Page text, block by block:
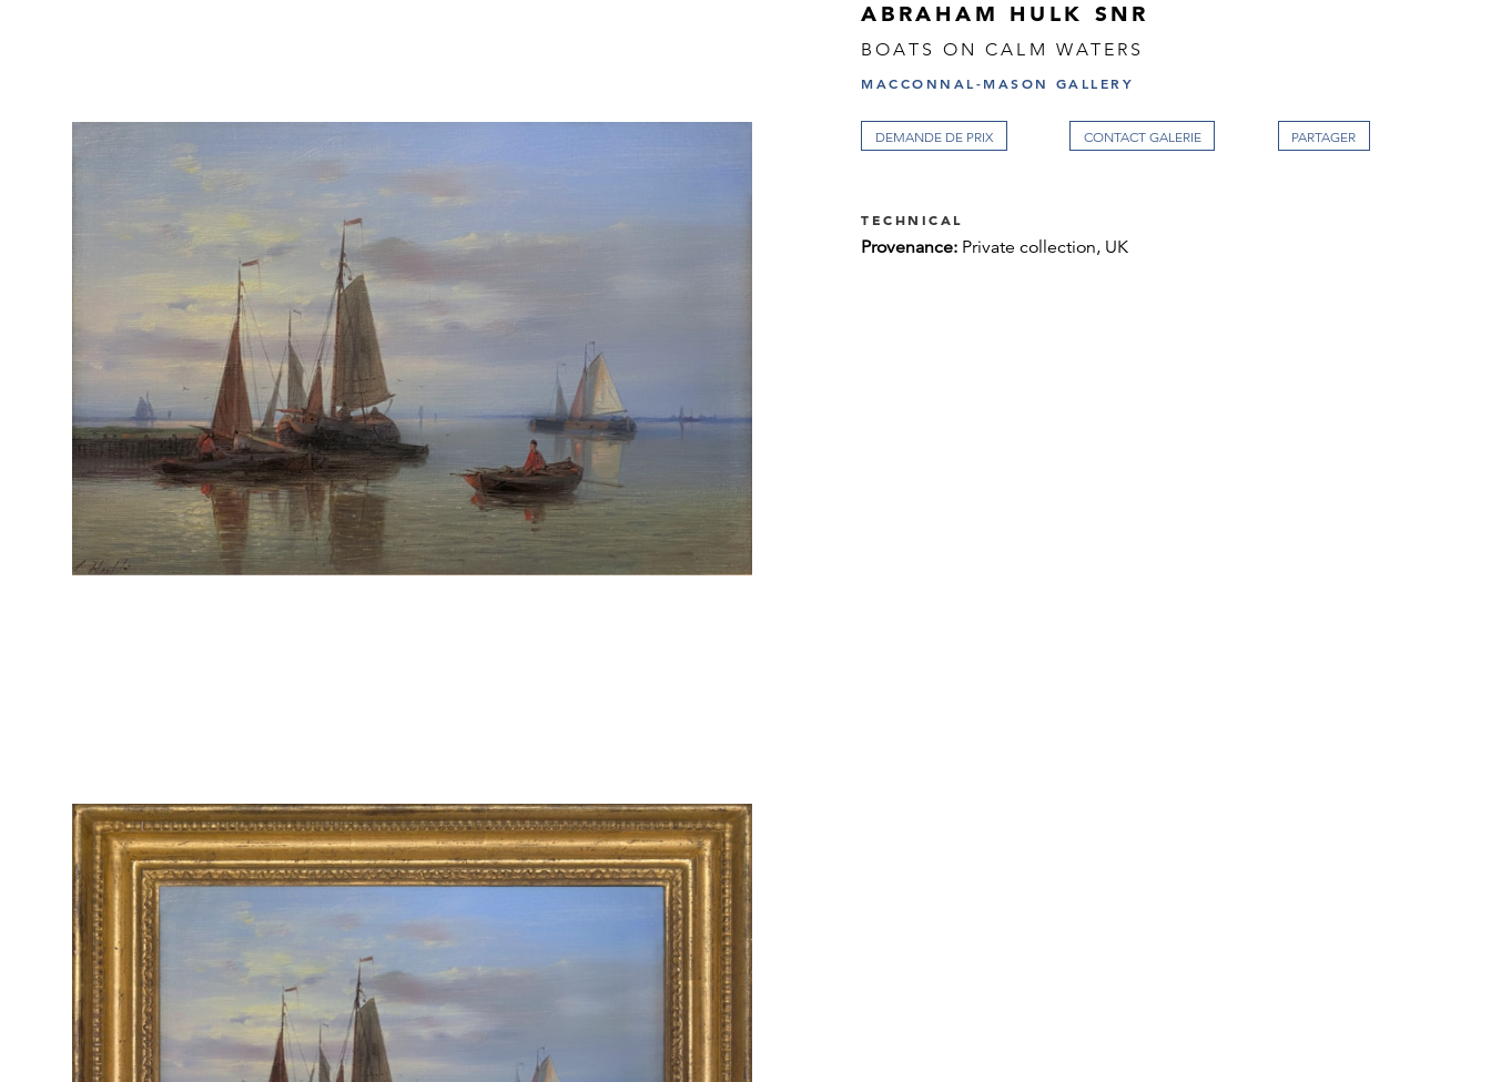
ABRAHAM HULK SNR
BOATS ON CALM WATERS
MACCONNAL-MASON GALLERY
DEMANDE DE PRIX CONTACT GALERIE
TECHNICAL
Provenance: Private collection, UK